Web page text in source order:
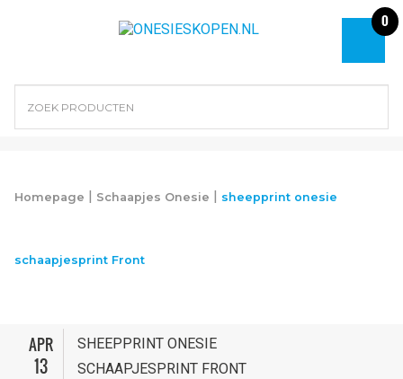
0
Homepage | Schaapjes Onesie | sheepprint onesie
schaapjesprint Front
APR
13
SHEEPPRINT ONESIE
SCHAAPJESPRINT FRONT